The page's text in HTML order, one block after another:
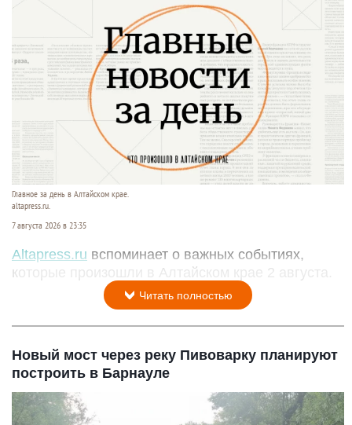
Главное за день в Алтайском крае.
altapress.ru.
7 августа 2026 в 23:35
Altapress.ru вспоминает о важных событиях,
которые произошли в Алтайском крае 2 августа.
Читать полностью
Новый мост через реку Пивоварку планируют
построить в Барнауле